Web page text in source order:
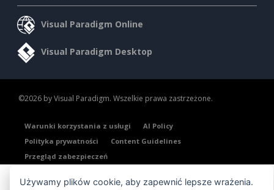
Visual Paradigm Online
Visual Paradigm Desktop
©2026 by Visual Paradigm. Wszelkie prawa zastrzeżone.
Warunki korzystania z usługi
AI Policy
Polityka prywatności
Content Guidelines
Przegląd zabezpieczeń
Używamy plików cookie, aby zapewnić lepsze wrażenia.